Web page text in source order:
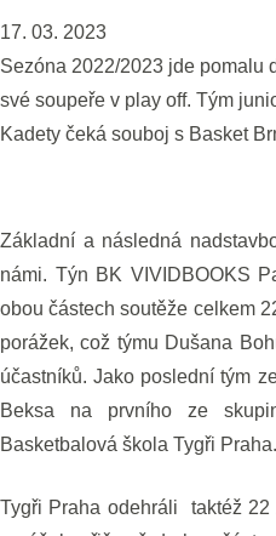
17. 03. 2023
Sezóna 2022/2023 jde pomalu
své soupeře v play off. Tým
Kadety čeká souboj s Basket
Základní a následná
námi. Týn BK VIVIDBOOKS
obou částech soutěže celkem
porážek, což týmu Dušana
účastníků. Jako poslední tým
Beksa na prvního ze
Basketbalová škola Tygři Praha.
Tygři Praha odehráli taktéž